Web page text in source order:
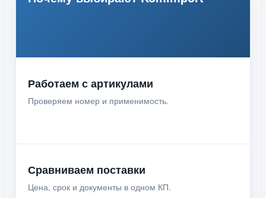
Работаем с артикулами
Проверяем номер и применимость.
Сравниваем поставки
Цена, срок и документы в одном КП.